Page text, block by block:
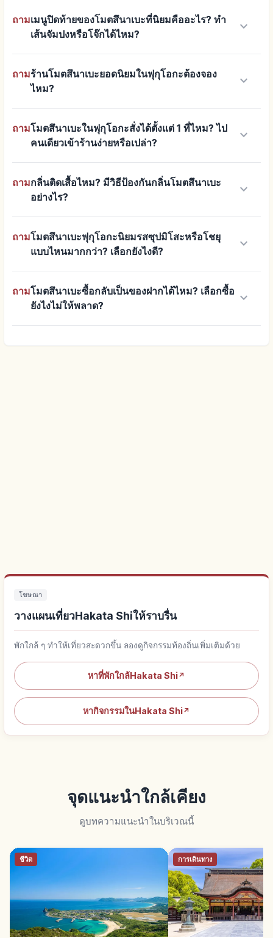
ถามเมนูปิดท้ายของโมตสึนาเบะที่นิยมคืออะไร? ทำ
เส้นจัมปงหรือโจ๊กได้ไหม?
keyboard_arrow_down
ถามร้านโมตสึนาเบะยอดนิยมในฟุกุโอกะต้องจอง
ไหม?
keyboard_arrow_down
ถามโมตสึนาเบะในฟุกุโอกะสั่งได้ตั้งแต่ 1 ที่ไหม? ไป
คนเดียวเข้าร้านง่ายหรือเปล่า?
keyboard_arrow_down
ถามกลิ่นติดเสื้อไหม? มีวิธีป้องกันกลิ่นโมตสึนาเบะ
อย่างไร?
keyboard_arrow_down
ถามโมตสึนาเบะฟุกุโอกะนิยมรสซุปมิโสะหรือโชยุ
แบบไหนมากกว่า? เลือกยังไงดี?
keyboard_arrow_down
ถามโมตสึนาเบะซื้อกลับเป็นของฝากได้ไหม? เลือกซื้อ
ยังไงไม่ให้พลาด?
keyboard_arrow_down
โฆษณา
วางแผนเที่ยวHakata Shiให้ราบรื่น
พักใกล้ ๆ ทำให้เที่ยวสะดวกขึ้น ลองดูกิจกรรมท้องถิ่นเพิ่มเติมด้วย
หาที่พักใกล้Hakata Shi↗
หากิจกรรมในHakata Shi↗
จุดแนะนำใกล้เคียง
ดูบทความแนะนำในบริเวณนี้
ชีวิต การเดินทาง